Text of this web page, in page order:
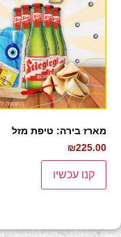
מארז בירה: טיפת מזל
₪225.00
קנו עכשיו